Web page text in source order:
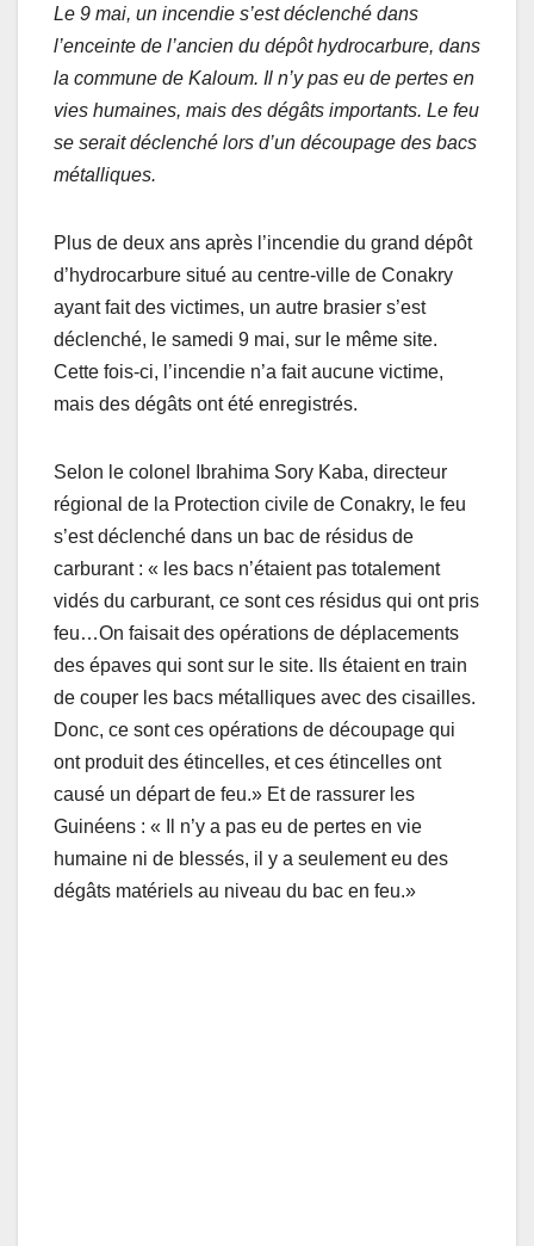
Le 9 mai, un incendie s’est déclenché dans
l’enceinte de l’ancien du dépôt hydrocarbure, dans
la commune de Kaloum. Il n’y pas eu de pertes en
vies humaines, mais des dégâts importants. Le feu
se serait déclenché lors d’un découpage des bacs
métalliques.
Plus de deux ans après l’incendie du grand dépôt
d’hydrocarbure situé au centre-ville de Conakry
ayant fait des victimes, un autre brasier s’est
déclenché, le samedi 9 mai, sur le même site.
Cette fois-ci, l’incendie n’a fait aucune victime,
mais des dégâts ont été enregistrés.
Selon le colonel Ibrahima Sory Kaba, directeur
régional de la Protection civile de Conakry, le feu
s’est déclenché dans un bac de résidus de
carburant : « les bacs n’étaient pas totalement
vidés du carburant, ce sont ces résidus qui ont pris
feu…On faisait des opérations de déplacements
des épaves qui sont sur le site. Ils étaient en train
de couper les bacs métalliques avec des cisailles.
Donc, ce sont ces opérations de découpage qui
ont produit des étincelles, et ces étincelles ont
causé un départ de feu.» Et de rassurer les
Guinéens : « Il n’y a pas eu de pertes en vie
humaine ni de blessés, il y a seulement eu des
dégâts matériels au niveau du bac en feu.»